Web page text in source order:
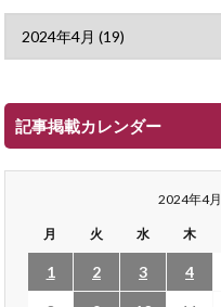
記事掲載カレンダー
2024年4月
月 火 水 木
1 2 3 4